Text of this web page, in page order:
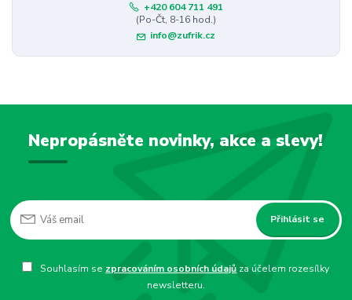
+420 604 711 491
(Po-Čt, 8-16 hod.)
info@zufrik.cz
Nepropásněte novinky, akce a slevy!
Přihlásit se
Souhlasím se zpracováním osobních údajů za účelem rozesílky
newsletteru.